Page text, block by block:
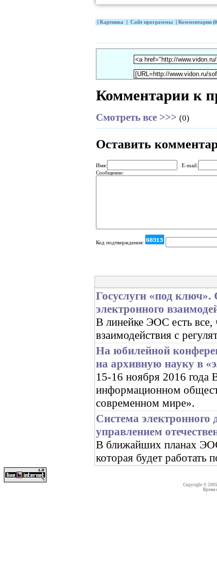
Картинка Сайт программы Комментарии
Комментарии к
Смотреть все >>> (0)
Оставить
Имя:
E-mail:
Сообщение:
Код подтверждения:
Госуслуги «под
электронного
В линейке ЭОС есть все,
взаимодействия с
На юбилейной
на архивную науку в
15-16 ноября 2016
информационном
современном мире».
Система
управлением
В ближайших планах
которая будет
Copyright ©
Время